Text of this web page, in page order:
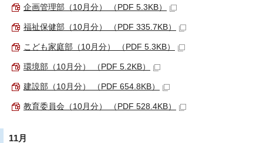
企画管理部（10月分） （PDF 5.3KB）
福祉保健部（10月分） （PDF 335.7KB）
こども家庭部（10月分） （PDF 5.3KB）
環境部（10月分） （PDF 5.2KB）
建設部（10月分） （PDF 654.8KB）
教育委員会（10月分） （PDF 528.4KB）
11月